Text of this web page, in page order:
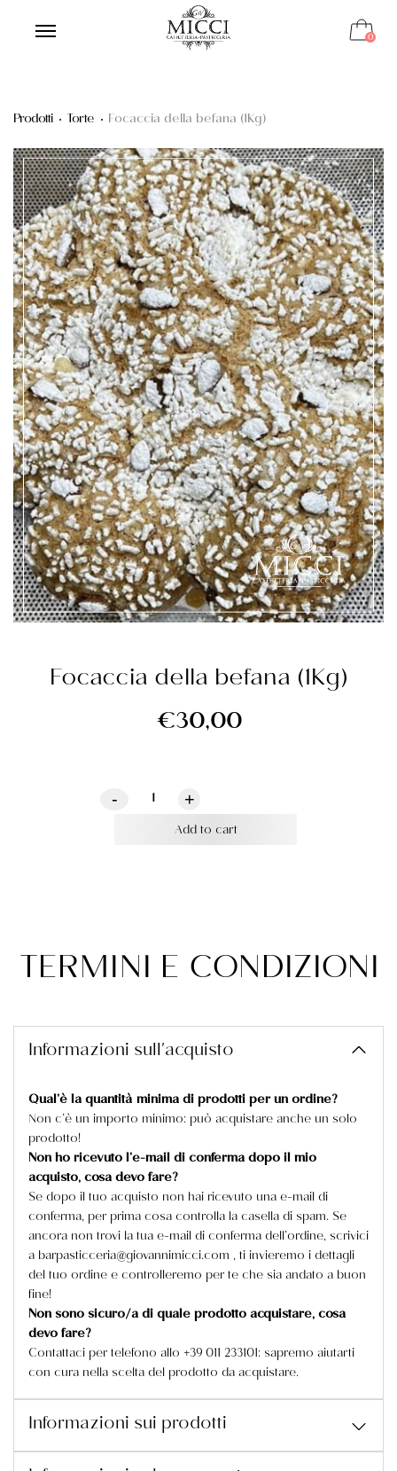
0
Prodotti Torte Focaccia della befana (1Kg)
Focaccia della befana (1Kg)
€30,00
+
-
Add to cart
TERMINI E CONDIZIONI
Informazioni sull'acquisto
Qual’è la quantità minima di prodotti per un ordine?
Non c’è un importo minimo: può acquistare anche un solo
prodotto!
Non ho ricevuto l’e-mail di conferma dopo il mio
acquisto, cosa devo fare?
Se dopo il tuo acquisto non hai ricevuto una e-mail di
conferma, per prima cosa controlla la casella di spam. Se
ancora non trovi la tua e-mail di conferma dell’ordine, scrivici
a barpasticceria@giovannimicci.com , ti invieremo i dettagli
del tuo ordine e controlleremo per te che sia andato a buon
fine!
Non sono sicuro/a di quale prodotto acquistare, cosa
devo fare?
Contattaci per telefono allo +39 011 233101: sapremo aiutarti
con cura nella scelta del prodotto da acquistare.
Informazioni sui prodotti